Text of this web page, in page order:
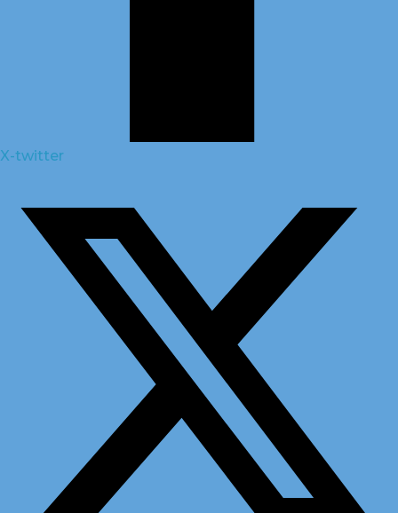
X-twitter